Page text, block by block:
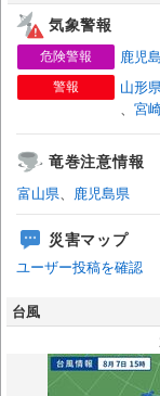
気象警報
危険警報 鹿児
警報 山形
、 宮
竜巻注意情報
富山県、 鹿児島県
災害マップ
ユーザー投稿を確認
台風